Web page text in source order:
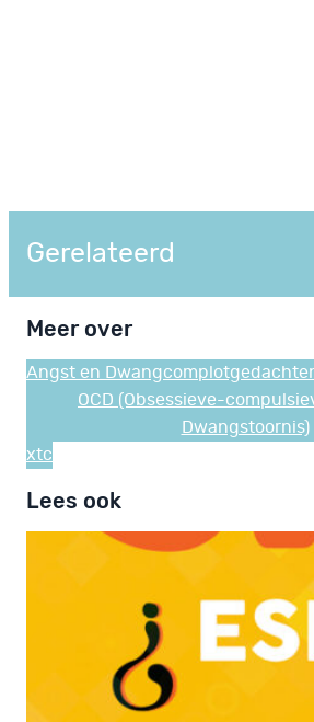
Gerelateerd
Meer over
Angst en Dwang
OCD (Obsessieve-
Dwangstoornis)
xtc
Lees ook